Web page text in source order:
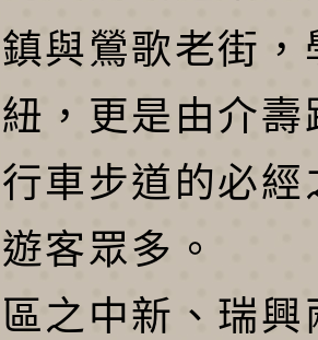
與鶯歌老街，
，更是由介壽
車步道的必經
客眾多。
之中新、瑞興